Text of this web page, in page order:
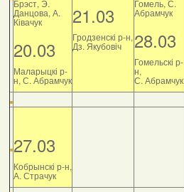
Брэст, Э.
Данцова, А.
Ківачук
20.03
Маларыцкі р-
н, С. Абрамчук
21.03
Гродзенскі р-н,
Дз. Якубовіч
Гомель, С.
Абрамчук
28.03
Гомельскі р-
н,
С. Абрамчук
27.03
Кобрынскі р-н,
А. Страчук